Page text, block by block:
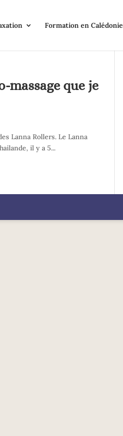
Formation en Calédonie
massage que je
Lanna Rollers. Le Lanna
il y a 5...